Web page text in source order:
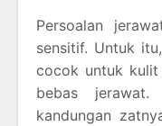
Persoalan
sensitif. Untuk
cocok untuk
bebas
kandungan